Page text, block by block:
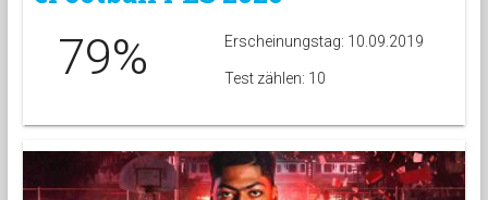
79% Erscheinungstag: 10.09.2019
Test zählen: 10